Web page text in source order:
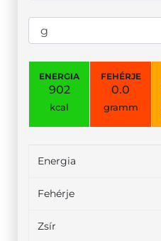
ENERGIA
902
kcal
FEHÉRJE
0.0
gramm
Energia
Fehérje
Zsír